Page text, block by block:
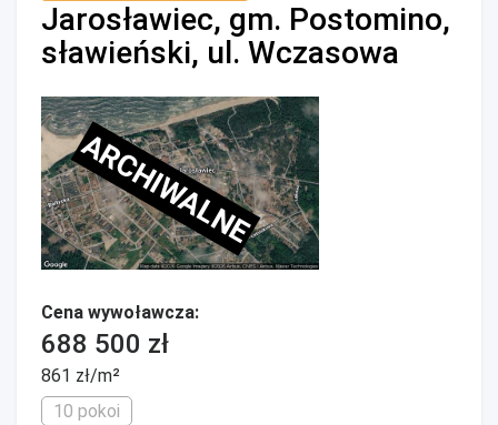
Jarosławiec, gm. Postomino,
sławieński, ul. Wczasowa
ARCHIWALNE
Cena wywoławcza:
688 500 zł
861 zł/m²
10 pokoi